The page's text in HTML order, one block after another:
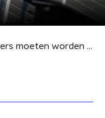
Stand.nl: Woningbeleggers moeten worden geweerd uit de grote steden